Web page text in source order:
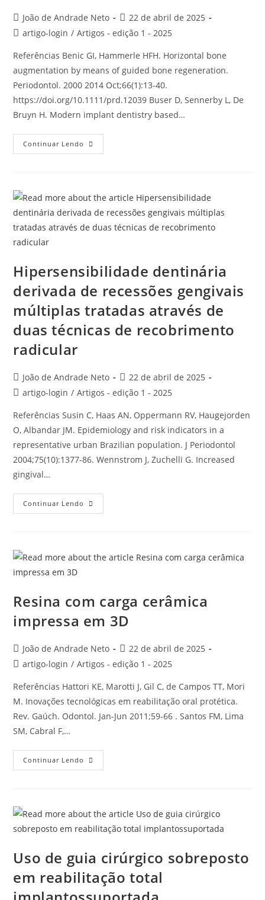
João de Andrade Neto
22 de abril de 2025
artigo-login / Artigos - edição 1 - 2025
Referências Benic GI, Hammerle HFH. Horizontal bone
augmentation by means of guided bone regeneration.
Periodontol. 2000 2014 Oct;66(1):13-40.
https://doi.org/10.1111/prd.12039 Buser D, Sennerby L, De
Bruyn H. Modern implant dentistry based…
Continuar Lendo
Hipersensibilidade dentinária
derivada de recessões gengivais
múltiplas tratadas através de
duas técnicas de recobrimento
radicular
João de Andrade Neto
22 de abril de 2025
artigo-login / Artigos - edição 1 - 2025
Referências Susin C, Haas AN, Oppermann RV, Haugejorden
O, Albandar JM. Epidemiology and risk indicators in a
representative urban Brazilian population. J Periodontol
2004;75(10):1377-86. Wennstrom J, Zuchelli G. Increased
gingival…
Continuar Lendo
Resina com carga cerâmica
impressa em 3D
João de Andrade Neto
22 de abril de 2025
artigo-login / Artigos - edição 1 - 2025
Referências Hattori KE, Marotti J, Gil C, de Campos TT, Mori
M. Inovações tecnológicas em reabilitação oral protética.
Rev. Gaúch. Odontol. Jan-Jun 2011;59-66 . Santos FM, Lima
SM, Cabral F,…
Continuar Lendo
Uso de guia cirúrgico sobreposto
em reabilitação total